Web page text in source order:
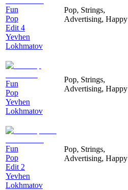
Fun
Pop
Edit 4
Yevhen
Lokhmatov
Pop, Strings,
Advertising, Happy
Fun
Pop
Yevhen
Lokhmatov
Pop, Strings,
Advertising, Happy
Fun
Pop
Edit 2
Yevhen
Lokhmatov
Pop, Strings,
Advertising, Happy